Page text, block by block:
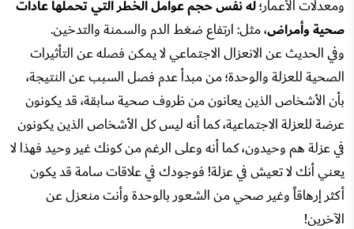
ومعدلات الأعمار؛له نفس حجم عوامل الخطر التي تحملها عادات
صحية وأمراض، مثل: ارتفاع ضغط الدم والسمنة والتدخين.
وفي الحديث عن الانعزال الاجتماعي لا يمكن فصله عن التأثيرات
الصحية للعزلة والوحدة؛ من مبدأ عدم فصل السبب عن النتيجة،
بأن الأشخاص الذين يعانون من ظروف صحية سابقة، قد يكونون
عرضة للعزلة الاجتماعية، كما أنه ليس كل الأشخاص الذين يكونون
في عزلة هم وحيدون، كما أنه وعلى الرغم من كونك غير وحيد فهذا لا
يعني أنك لا تعيش في عزلة! فوجودك في علاقات سامة قد يكون
أكثر إرهاقاً وغير صحي من الشعور بالوحدة وأنت منعزل عن
الآخرين!